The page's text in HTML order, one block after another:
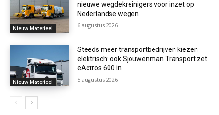
Nieuw Materieel
nieuwe wegdekreinigers voor inzet op
Nederlandse wegen
6 augustus 2026
Nieuw Materieel
Steeds meer transportbedrijven kiezen
elektrisch: ook Sjouwenman Transport zet
eActros 600 in
5 augustus 2026